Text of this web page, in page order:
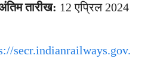
तारीख: 12 एप्रिल 2024
secr.indianrailways.gov.